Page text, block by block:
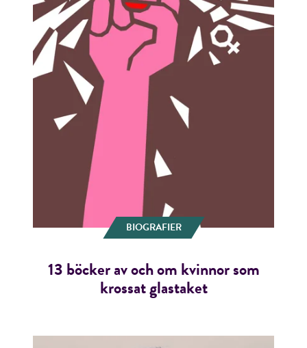
BIOGRAFIER
13 böcker av och om kvinnor som
krossat glastaket